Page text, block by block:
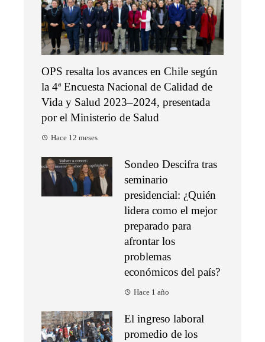
OPS resalta los avances en Chile según
la 4ª Encuesta Nacional de Calidad de
Vida y Salud 2023–2024, presentada
por el Ministerio de Salud
Hace 12 meses
Sondeo Descifra tras
seminario
presidencial: ¿Quién
lidera como el mejor
preparado para
afrontar los
problemas
económicos del país?
Hace 1 año
El ingreso laboral
promedio de los